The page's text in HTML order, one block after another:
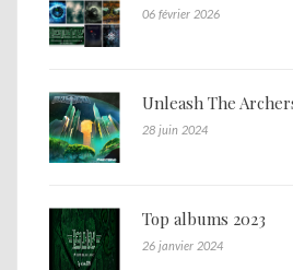
06 février 2026
Unleash The
28 juin 2024
Top albums 2023
26 janvier 2024